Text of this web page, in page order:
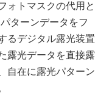
ォトマスクの代用と
ターンデータをフ
るデジタル露光装置
露光データを直接露
自在に露光パターン